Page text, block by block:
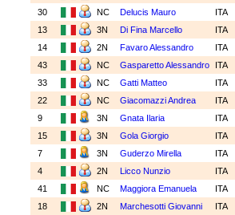
30
NC Delucis Mauro
ITA
13
3N Di Fina Marcello
ITA
14
2N Favaro Alessandro
ITA
43
NC Gasparetto Alessandro
ITA
33
NC Gatti Matteo
ITA
22
NC Giacomazzi Andrea
ITA
9
3N Gnata Ilaria
ITA
15
3N Gola Giorgio
ITA
7
3N Guderzo Mirella
ITA
4
2N Licco Nunzio
ITA
41
NC Maggiora Emanuela
ITA
18
2N Marchesotti Giovanni
ITA